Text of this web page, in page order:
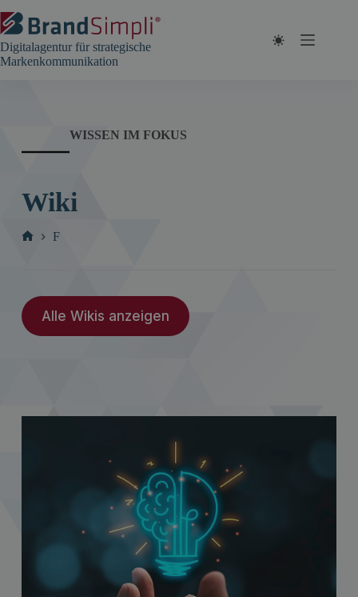
Inhalt
springen
Digitalagentur für strategische
Markenkommunikation
WISSEN IM FOKUS
Wiki
F
Alle Wikis anzeigen